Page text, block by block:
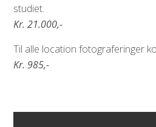
studiet.
Kr. 21.000,-
Til alle location fotograferinger
Kr. 985,-